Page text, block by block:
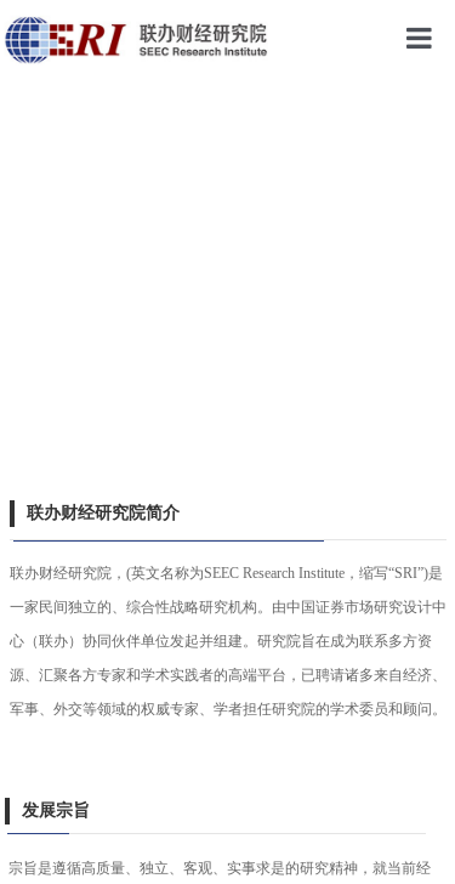
联办财经研究院简介
联办财经研究院，(英文名称为SEEC Research Institute，缩写“SRI”)是
一家民间独立的、综合性战略研究机构。由中国证券市场研究设计中
心（联办）协同伙伴单位发起并组建。研究院旨在成为联系多方资
源、汇聚各方专家和学术实践者的高端平台，已聘请诸多来自经济、
军事、外交等领域的权威专家、学者担任研究院的学术委员和顾问。
宗旨是遵循高质量、独立、客观、实事求是的研究精神，就当前经
发展宗旨